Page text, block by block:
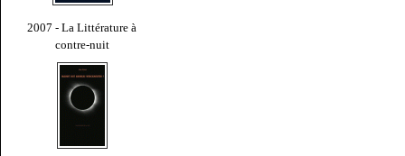
2007 - La Littérature à
contre-nuit